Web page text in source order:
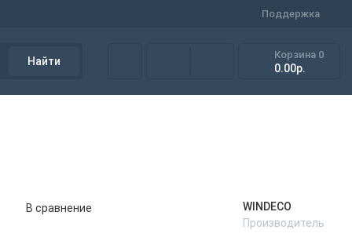
Поддержка
Найти
Корзина 0
0.00р.
WINDECO
Производитель
В сравнение